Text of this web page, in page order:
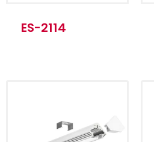
Método de
instalación
ES-2114